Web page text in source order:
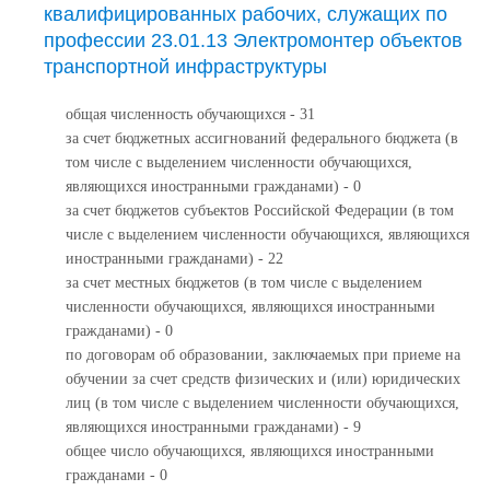
квалифицированных рабочих, служащих по
профессии 23.01.13 Электромонтер объектов
транспортной инфраструктуры
общая численность обучающихся - 31
за счет бюджетных ассигнований федерального бюджета (в
том числе с выделением численности обучающихся,
являющихся иностранными гражданами) - 0
за счет бюджетов субъектов Российской Федерации (в том
числе с выделением численности обучающихся, являющихся
иностранными гражданами) - 22
за счет местных бюджетов (в том числе с выделением
численности обучающихся, являющихся иностранными
гражданами) - 0
по договорам об образовании, заключаемых при приеме на
обучении за счет средств физических и (или) юридических
лиц (в том числе с выделением численности обучающихся,
являющихся иностранными гражданами) - 9
общее число обучающихся, являющихся иностранными
гражданами - 0